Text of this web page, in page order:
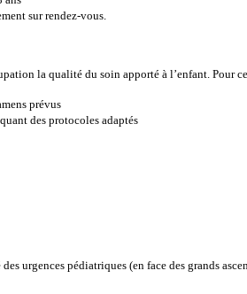
sur rendez-vous.
la qualité du soin apporté à l’enfant. Pour
prévus
des protocoles adaptés
urgences pédiatriques (en face des grands